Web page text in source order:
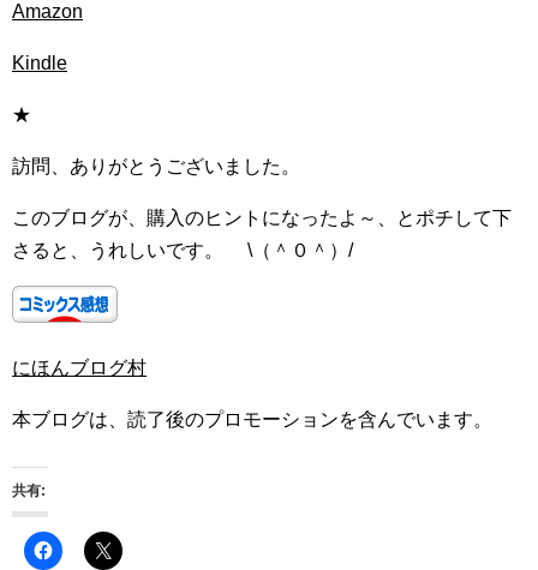
Amazon
Kindle
★
訪問、ありがとうございました。
このブログが、購入のヒントになったよ～、とポチして下
さると、うれしいです。 \（＾０＾）/
にほんブログ村
本ブログは、読了後のプロモーションを含んでいます。
共有: